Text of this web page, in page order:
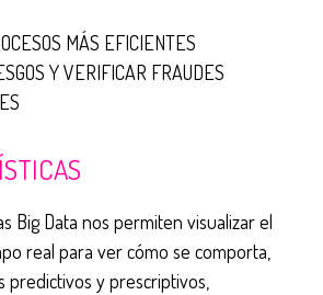
MÁS EFICIENTES
Y VERIFICAR FRAUDES
Big Data nos permiten visualizar el
real para ver cómo se comporta,
predictivos y prescriptivos,